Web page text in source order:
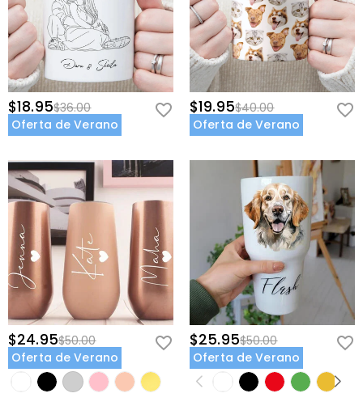
$18.95$36.00
Oferta de Verano
$19.95$40.00
Oferta de Verano
$24.95$50.00
Oferta de Verano
$25.95$50.00
Oferta de Verano